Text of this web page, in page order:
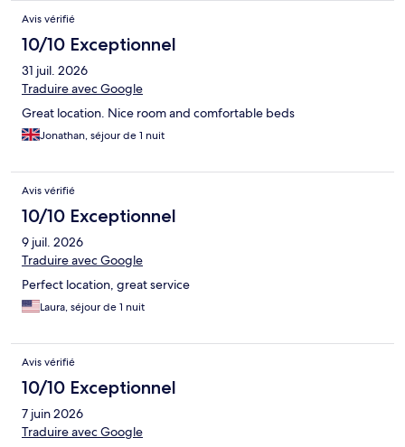
Avis vérifié
10/10 Exceptionnel
31 juil. 2026
Traduire avec Google
Great location. Nice room and comfortable beds
Jonathan, séjour de 1 nuit
Avis vérifié
10/10 Exceptionnel
9 juil. 2026
Traduire avec Google
Perfect location, great service
Laura, séjour de 1 nuit
Avis vérifié
10/10 Exceptionnel
7 juin 2026
Traduire avec Google